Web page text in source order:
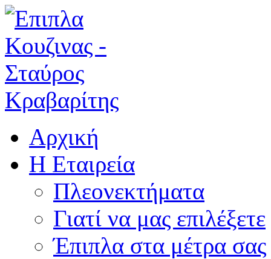
Αρχική
Η Εταιρεία
Πλεονεκτήματα
Γιατί να μας επιλέξετε
Έπιπλα στα μέτρα σας